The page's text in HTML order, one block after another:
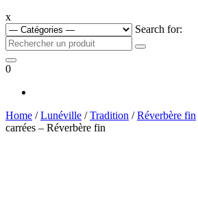
x
Search for:
0
Home /Lunéville /Tradition /Réverbère fin
carrées – Réverbère fin